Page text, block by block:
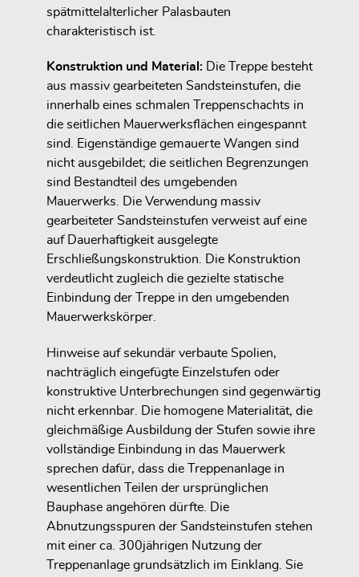
spätmittelalterlicher Palasbauten
charakteristisch ist.
Konstruktion und Material: Die Treppe besteht
aus massiv gearbeiteten Sandsteinstufen, die
innerhalb eines schmalen Treppenschachts in
die seitlichen Mauerwerksflächen eingespannt
sind. Eigenständige gemauerte Wangen sind
nicht ausgebildet; die seitlichen Begrenzungen
sind Bestandteil des umgebenden
Mauerwerks. Die Verwendung massiv
gearbeiteter Sandsteinstufen verweist auf eine
auf Dauerhaftigkeit ausgelegte
Erschließungskonstruktion. Die Konstruktion
verdeutlicht zugleich die gezielte statische
Einbindung der Treppe in den umgebenden
Mauerwerkskörper.
Hinweise auf sekundär verbaute Spolien,
nachträglich eingefügte Einzelstufen oder
konstruktive Unterbrechungen sind gegenwärtig
nicht erkennbar. Die homogene Materialität, die
gleichmäßige Ausbildung der Stufen sowie ihre
vollständige Einbindung in das Mauerwerk
sprechen dafür, dass die Treppenanlage in
wesentlichen Teilen der ursprünglichen
Bauphase angehören dürfte. Die
Abnutzungsspuren der Sandsteinstufen stehen
mit einer ca. 300jährigen Nutzung der
Treppenanlage grundsätzlich im Einklang. Sie